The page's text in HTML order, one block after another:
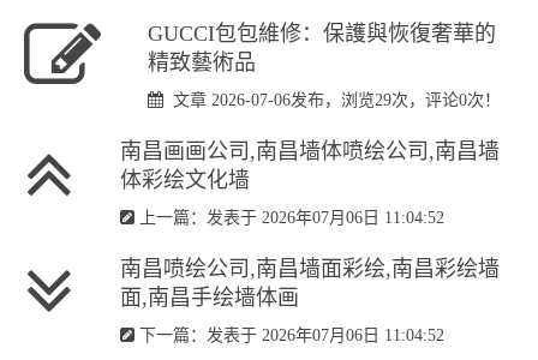
GUCCI包包維修：保護與恢復奢華的
精致藝術品
文章 2026-07-06发布，浏览29次，评论0次！
南昌画画公司,南昌墙体喷绘公司,南昌墙
体彩绘文化墙
上一篇：发表于 2026年07月06日 11:04:52
南昌喷绘公司,南昌墙面彩绘,南昌彩绘墙
面,南昌手绘墙体画
下一篇：发表于 2026年07月06日 11:04:52